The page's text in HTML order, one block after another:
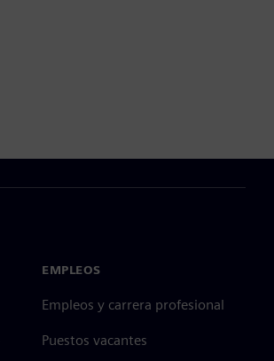
EMPLEOS
Empleos y carrera profesional
Puestos vacantes